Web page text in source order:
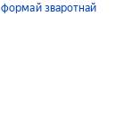
формай зваротнай